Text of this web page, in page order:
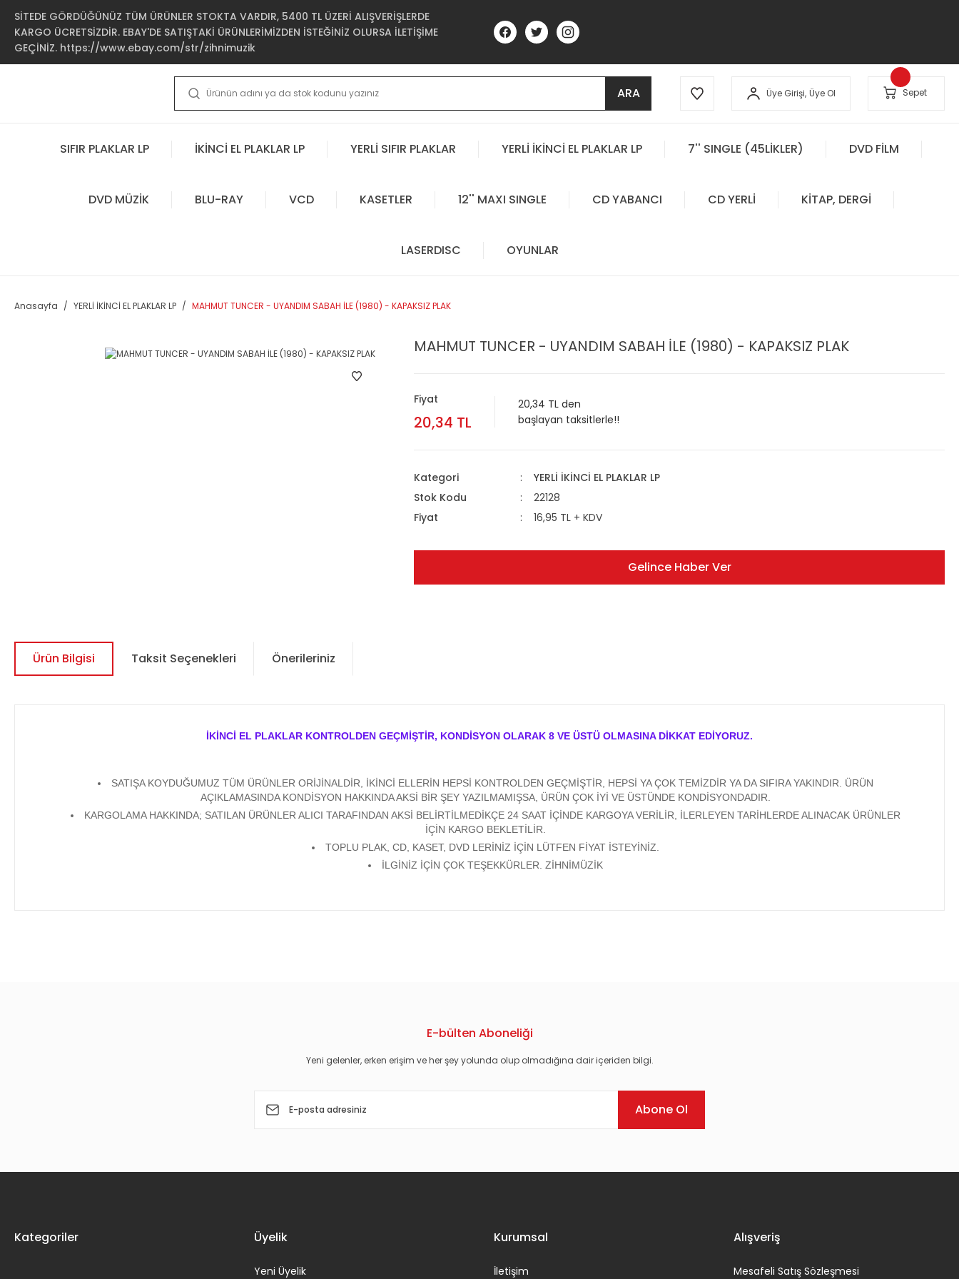
SİTEDE GÖRDÜĞÜNÜZ TÜM ÜRÜNLER STOKTA VARDIR, 5400 TL ÜZERİ ALIŞVERİŞLERDE
KARGO ÜCRETSİZDİR. EBAY'DE SATIŞTAKİ ÜRÜNLERİMİZDEN İSTEĞİNİZ OLURSA İLETİŞİME
GEÇİNİZ. https://www.ebay.com/str/zihnimuzik
ARA Üye Girişi, Üye Ol Sepet
SIFIR PLAKLAR LP İKİNCİ EL PLAKLAR LP YERLİ SIFIR PLAKLAR YERLİ İKİNCİ EL PLAKLAR LP 7'' SINGLE (45LİKLER) DVD FİLM
DVD MÜZİK BLU-RAY VCD KASETLER 12'' MAXI SINGLE CD YABANCI CD YERLİ KİTAP, DERGİ
LASERDISC OYUNLAR
Anasayfa YERLİ İKİNCİ EL PLAKLAR LP MAHMUT TUNCER - UYANDIM SABAH İLE (1980) - KAPAKSIZ PLAK
MAHMUT TUNCER - UYANDIM SABAH İLE (1980) - KAPAKSIZ PLAK
Fiyat
20,34 TL
20,34 TL den
başlayan taksitlerle!!
Kategori
YERLİ İKİNCİ EL PLAKLAR LP
Stok Kodu
22128
Fiyat
16,95 TL + KDV
Gelince Haber Ver
Ürün Bilgisi Taksit Seçenekleri Önerileriniz
İKİNCİ EL PLAKLAR KONTROLDEN GEÇMİŞTİR, KONDİSYON OLARAK 8 VE ÜSTÜ OLMASINA DİKKAT EDİYORUZ.
SATIŞA KOYDUĞUMUZ TÜM ÜRÜNLER ORİJİNALDİR, İKİNCİ ELLERİN HEPSİ KONTROLDEN GEÇMİŞTİR, HEPSİ YA ÇOK TEMİZDİR YA DA SIFIRA YAKINDIR. ÜRÜN
AÇIKLAMASINDA KONDİSYON HAKKINDA AKSİ BİR ŞEY YAZILMAMIŞSA, ÜRÜN ÇOK İYİ VE ÜSTÜNDE KONDİSYONDADIR.
KARGOLAMA HAKKINDA; SATILAN ÜRÜNLER ALICI TARAFINDAN AKSİ BELİRTİLMEDİKÇE 24 SAAT İÇİNDE KARGOYA VERİLİR, İLERLEYEN TARİHLERDE ALINACAK ÜRÜNLER
İÇİN KARGO BEKLETİLİR.
TOPLU PLAK, CD, KASET, DVD LERİNİZ İÇİN LÜTFEN FİYAT İSTEYİNİZ.
İLGİNİZ İÇİN ÇOK TEŞEKKÜRLER. ZİHNİMÜZİK
E-bülten Aboneliği
Yeni gelenler, erken erişim ve her şey yolunda olup olmadığına dair içeriden bilgi.
Abone Ol
Kategoriler Üyelik
Yeni Üyelik
Kurumsal
İletişim
Alışveriş
Mesafeli Satış Sözleşmesi